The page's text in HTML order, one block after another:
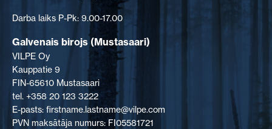
Darba laiks P-Pk: 9.00-17.00
Galvenais birojs (Mustasaari)
VILPE Oy
Kauppatie 9
FIN-65610 Mustasaari
tel. +358 20 123 3222
E-pasts: firstname.lastname@vilpe.com
PVN maksātāja numurs: FI05581721